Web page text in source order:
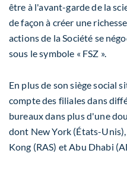
être à l'avant-garde de la
de façon à créer une
actions de la Société se
sous le symbole « FSZ ».
En plus de son siège social
compte des filiales dans
bureaux dans plus d'une
dont New York (États-
Kong (RAS) etAbu Dhabi